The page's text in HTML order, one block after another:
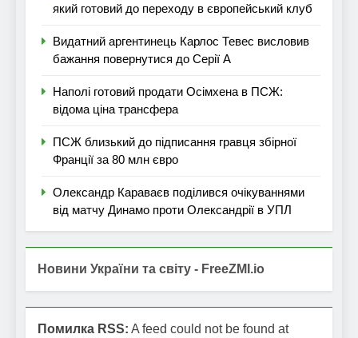
який готовий до переходу в європейський клуб
Видатний аргентинець Карлос Тевес висловив
бажання повернутися до Серії А
Наполі готовий продати Осімхена в ПСЖ:
відома ціна трансфера
ПСЖ близький до підписання гравця збірної
Франції за 80 млн євро
Олександр Караваєв поділився очікуваннями
від матчу Динамо проти Олександрії в УПЛ
Новини України та світу - FreeZMI.io
Помилка RSS: A feed could not be found at